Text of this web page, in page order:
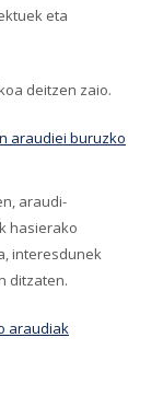
eta
deitzen zaio.
araudiei buruzko
araudi-
hasierako
interesdunek
ditzaten.
araudiak